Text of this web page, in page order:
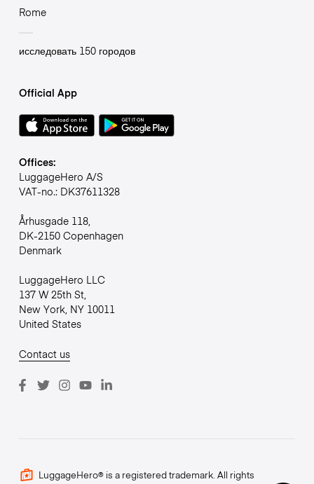
Rome
исследовать 150 городов
Official App
Offices:
LuggageHero A/S
VAT-no.: DK37611328
Århusgade 118,
DK-2150 Copenhagen
Denmark
LuggageHero LLC
137 W 25th St,
New York, NY 10011
United States
Contact us
LuggageHero® is a registered trademark. All rights